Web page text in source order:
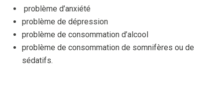
problème d’anxiété
problème de dépression
problème de consommation d’alcool
problème de consommation de somnifères ou de
sédatifs.